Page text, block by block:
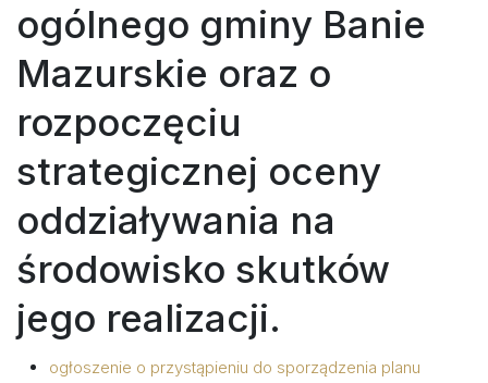
ogólnego gminy Banie
Mazurskie oraz o
rozpoczęciu
strategicznej oceny
oddziaływania na
środowisko skutków
jego realizacji.
ogłoszenie o przystąpieniu do sporządzenia planu